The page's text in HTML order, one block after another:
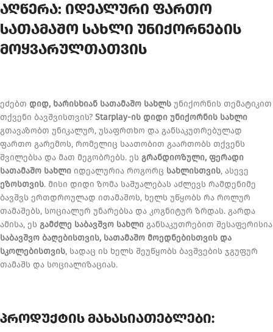
აღწერა: იდეალური ფართო
სათამაშო სახლი უნიქორნების
მოყვარულთათვის
ეძებთ დიდ, ხარისხიან სათამაშო სახლს უნიქორნის თემატიკით
თქვენი ბავშვისთვის? Starplay-ის დიდი უნიქორნის სახლი
გთავაზობთ უნიკალურ, უსაფრთხო და განსაკუთრებულად
ფართო გარემოს, რომელიც საათობით გაართობს თქვენს
შვილებსა და მათ მეგობრებს. ეს გრანდიოზული, ფერადი
სათამაშო სახლი იდეალურია როგორც სახლისთვის, ასევე
ეზოსთვის. მისი დიდი ზომა საშუალებას აძლევს რამდენიმე
ბავშვს ერთდროულად ითამაშოს, ხელს უწყობს რა როლურ
თამაშებს, სოციალურ უნარებსა და კოგნიტურ ზრდას. გარდა
ამისა, ეს გამძლე საბავშვო სახლი განსაკუთრებით შესაფერისია
საბავშვო ბაღებისთვის, სათამაშო მოედნებისთვის და
სკოლებისთვის, სადაც ის ხელს შეუწყობს ბავშვების ჯგუფურ
თამაშს და სოციალიზაციას.
პროდუქტის მახასიათებლები: